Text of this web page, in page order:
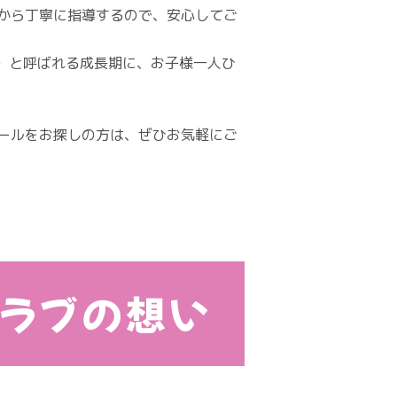
ら丁寧に指導するので、安心してご
呼ばれる成長期に、お子様一人ひ
ルをお探しの方は、ぜひお気軽にご
ブの想い